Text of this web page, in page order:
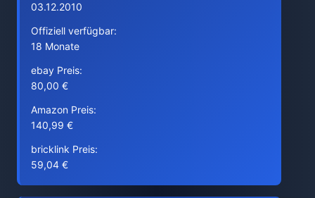
03.12.2010
Offiziell verfügbar:
18 Monate
ebay Preis:
80,00 €
Amazon Preis:
140,99 €
bricklink Preis:
59,04 €